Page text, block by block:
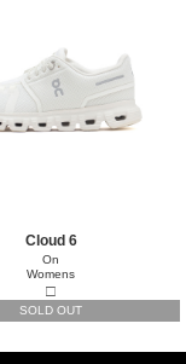
Cloud 6
On
Womens
□
SOLD OUT